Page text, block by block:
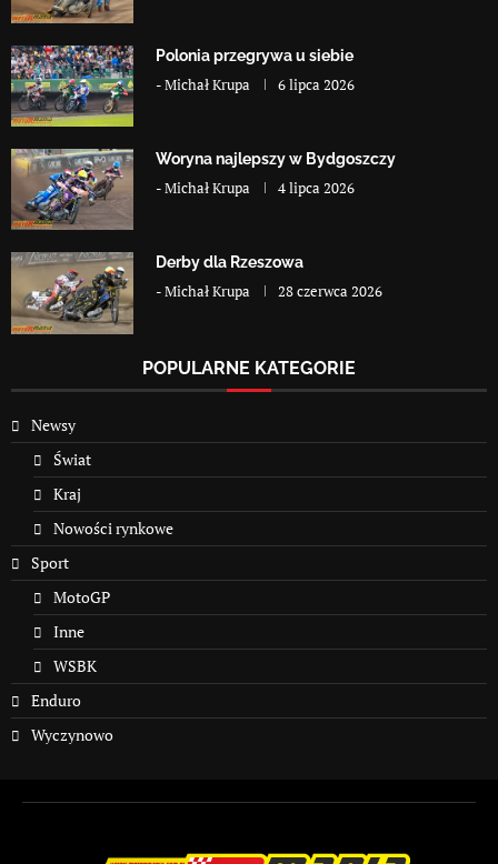
Polonia przegrywa u siebie
-Michał Krupa 6 lipca 2026
Woryna najlepszy w Bydgoszczy
-Michał Krupa 4 lipca 2026
Derby dla Rzeszowa
-Michał Krupa 28 czerwca 2026
POPULARNE KATEGORIE
Newsy
Świat
Kraj
Nowości rynkowe
Sport
MotoGP
Inne
WSBK
Enduro
Wyczynowo